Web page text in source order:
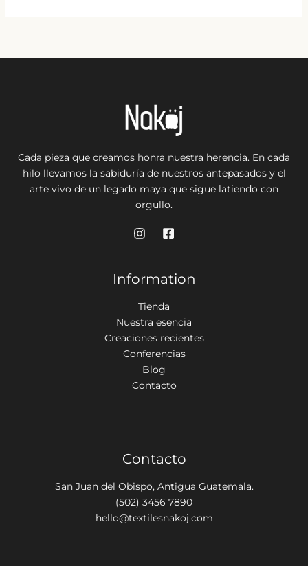
Cada pieza que creamos honra nuestra herencia. En cada
hilo llevamos la sabiduría de nuestros antepasados y el
arte vivo de un legado maya que sigue latiendo con
orgullo.
Information
Tienda
Nuestra esencia
Creaciones recientes
Conferencias
Blog
Contacto
Contacto
San Juan del Obispo, Antigua Guatemala.
(502) 3456 7890
hello@textilesnakoj.com